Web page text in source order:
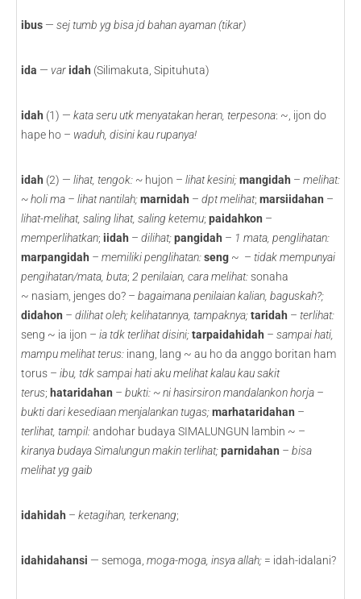
ibus — sej tumb yg bisa jd bahan ayaman (tikar)
ida — varidah (Silimakuta, Sipituhuta)
idah (1) — kata seru utk menyatakan heran, terpesona: ~, ijon do
hape ho – waduh, disini kau rupanya!
idah (2) — lihat, tengok: ~ hujon – lihat kesini;mangidah – melihat:
~ holi ma – lihat nantilah;marnidah – dpt melihat; marsiidahan –
lihat-melihat, saling lihat, saling ketemu; paidahkon –
memperlihatkan; iidah – dilihat;pangidah – 1 mata, penglihatan:
marpangidah – memiliki penglihatan:seng ~ – tidak mempunyai
pengihatan/mata, buta; 2 penilaian, cara melihat:sonaha
~ nasiam, jenges do? – bagaimana penilaian kalian, baguskah?;
didahon – dilihat oleh; kelihatannya, tampaknya;taridah – terlihat:
seng ~ ia ijon – ia tdk terlihat disini;tarpaidahidah – sampai hati,
mampu melihat terus: inang, lang ~ au ho da anggo boritan ham
torus – ibu, tdk sampai hati aku melihat kalau kau sakit
terus; hataridahan – bukti: ~ ni hasirsiron mandalankon horja –
bukti dari kesediaan menjalankan tugas;marhataridahan –
terlihat, tampil:andohar budaya SIMALUNGUN lambin ~ –
kiranya budaya Simalungun makin terlihat;parnidahan – bisa
melihat yg gaib
idahidah – ketagihan, terkenang;
idahidahansi — semoga, moga-moga, insya allah; = idah-idalani?